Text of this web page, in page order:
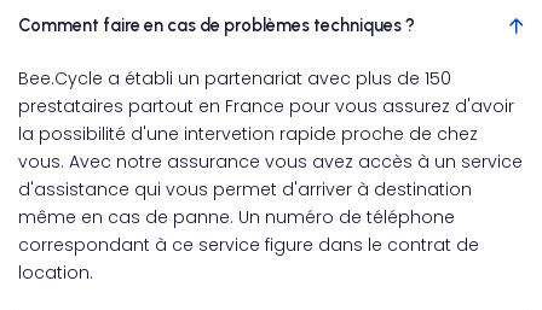
Comment faire en cas de problèmes techniques ?
Bee.Cycle a établi un partenariat avec plus de 150
prestataires partout en France pour vous assurez d'avoir
la possibilité d'une intervetion rapide proche de chez
vous. Avec notre assurance vous avez accès à un service
d'assistance qui vous permet d'arriver à destination
même en cas de panne. Un numéro de téléphone
correspondant à ce service figure dans le contrat de
location.